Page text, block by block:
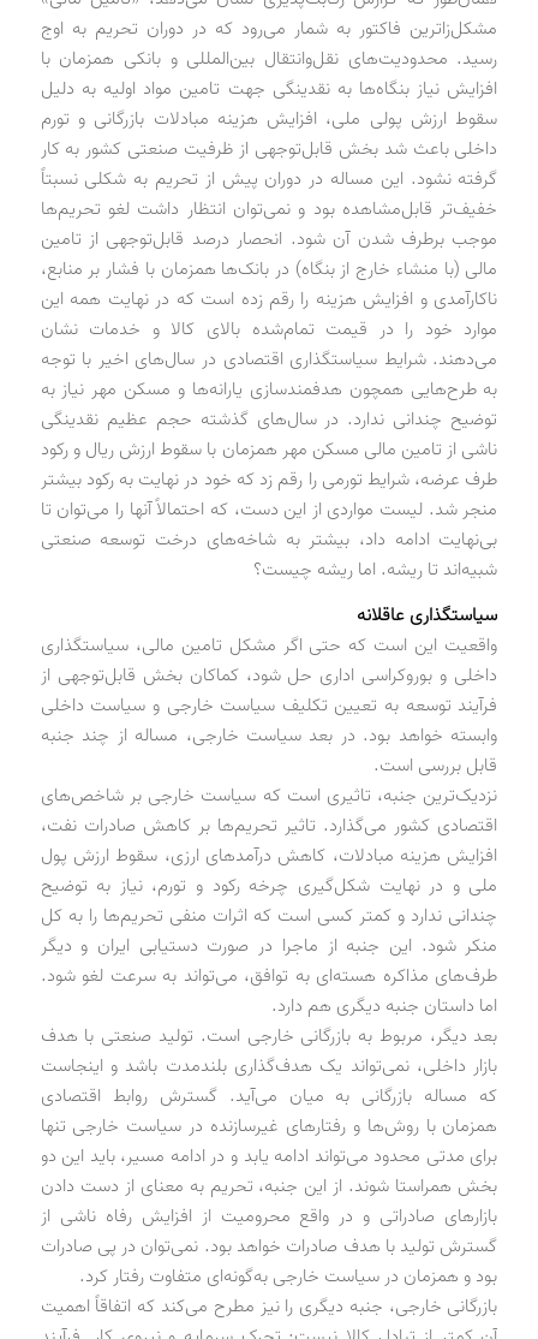
مشکل‌زاترین فاکتور به شمار می‌رود که در دوران تحریم به اوج
رسید. محدودیت‌های نقل‌وانتقال بین‌المللی و بانکی همزمان با
افزایش نیاز بنگاه‌ها به نقدینگی جهت تامین مواد اولیه به دلیل
سقوط ارزش پولی ملی، افزایش هزینه مبادلات بازرگانی و تورم
داخلی باعث شد بخش قابل‌توجهی از ظرفیت صنعتی کشور به کار
گرفته نشود. این مساله در دوران پیش از تحریم به شکلی نسبتاً
خفیف‌تر قابل‌مشاهده بود و نمی‌توان انتظار داشت لغو تحریم‌ها
موجب برطرف شدن آن شود. انحصار درصد قابل‌توجهی از تامین
مالی (با منشاء خارج از بنگاه) در بانک‌ها همزمان با فشار بر منابع،
ناکارآمدی و افزایش هزینه را رقم زده است که در نهایت همه این
موارد خود را در قیمت تمام‌شده بالای کالا و خدمات نشان
می‌دهند. شرایط سیاستگذاری اقتصادی در سال‌های اخیر با توجه
به طرح‌هایی همچون هدفمندسازی یارانه‌ها و مسکن مهر نیاز به
توضیح چندانی ندارد. در سال‌های گذشته حجم عظیم نقدینگی
ناشی از تامین مالی مسکن مهر همزمان با سقوط ارزش ریال و رکود
طرف عرضه، شرایط تورمی را رقم زد که خود در نهایت به رکود بیشتر
منجر شد. لیست مواردی از این دست، که احتمالاً آنها را می‌توان تا
بی‌نهایت ادامه داد، بیشتر به شاخه‌های درخت توسعه صنعتی
شبیه‌اند تا ریشه. اما ریشه چیست؟
سیاستگذاری عاقلانه
واقعیت این است که حتی اگر مشکل تامین مالی، سیاستگذاری
داخلی و بوروکراسی اداری حل شود، کماکان بخش قابل‌توجهی از
فرآیند توسعه به تعیین تکلیف سیاست خارجی و سیاست داخلی
وابسته خواهد بود. در بعد سیاست خارجی، مساله از چند جنبه
قابل بررسی است.
نزدیک‌ترین جنبه، تاثیری است که سیاست خارجی بر شاخص‌های
اقتصادی کشور می‌گذارد. تاثیر تحریم‌ها بر کاهش صادرات نفت،
افزایش هزینه مبادلات، کاهش درآمدهای ارزی، سقوط ارزش پول
ملی و در نهایت شکل‌گیری چرخه رکود و تورم، نیاز به توضیح
چندانی ندارد و کمتر کسی است که اثرات منفی تحریم‌ها را به کل
منکر شود. این جنبه از ماجرا در صورت دستیابی ایران و دیگر
طرف‌های مذاکره هسته‌ای به توافق، می‌تواند به سرعت لغو شود.
اما داستان جنبه دیگری هم دارد.
بعد دیگر، مربوط به بازرگانی خارجی است. تولید صنعتی با هدف
بازار داخلی، نمی‌تواند یک هدف‌گذاری بلندمدت باشد و اینجاست
که مساله بازرگانی به میان می‌آید. گسترش روابط اقتصادی
همزمان با روش‌ها و رفتارهای غیرسازنده در سیاست خارجی تنها
برای مدتی محدود می‌تواند ادامه یابد و در ادامه مسیر، باید این دو
بخش همراستا شوند. از این جنبه، تحریم به معنای از دست دادن
بازارهای صادراتی و در واقع محرومیت از افزایش رفاه ناشی از
گسترش تولید با هدف صادرات خواهد بود. نمی‌توان در پی صادرات
بود و همزمان در سیاست خارجی به‌گونه‌ای متفاوت رفتار کرد.
بازرگانی خارجی، جنبه دیگری را نیز مطرح می‌کند که اتفاقاً اهمیت